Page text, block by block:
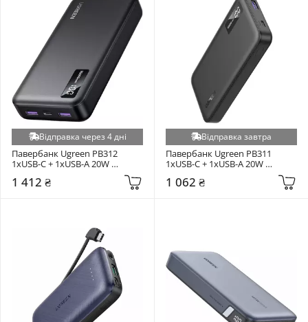
Відправка через 4 дні
Павербанк Ugreen PB312
1xUSB-C + 1xUSB-A 20W
1 412 ₴
Відправка завтра
Павербанк Ugreen PB311
1xUSB-C + 1xUSB-A 20W
1 062 ₴